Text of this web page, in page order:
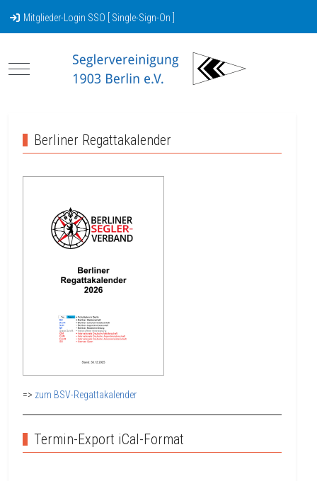
Mitglieder-Login SSO [ Single-Sign-On ]
Mobile Menu Toggle
Berliner Regattakalender
=> zum BSV-Regattakalender
Termin-Export iCal-Format